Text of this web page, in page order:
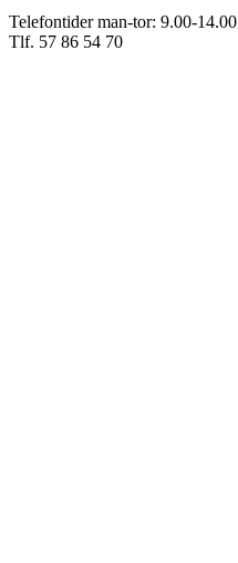
Telefontider man-tor: 9.00-14.00
Tlf. 57 86 54 70